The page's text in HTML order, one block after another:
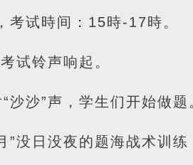
考试時间：15時-17時。
试铃声响起。
沙沙”声，学生们开始做题
”没日没夜的题海战术训